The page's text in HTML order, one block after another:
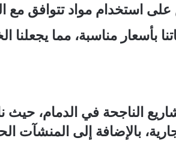
استخدام مواد تتوافق مع
بأسعار مناسبة، مما
الناجحة في الدمام،
بالإضافة إلى المنشآت